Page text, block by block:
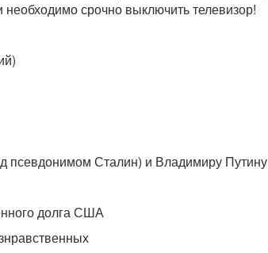
необходимо срочно выключить телевизор!
псевдонимом Сталин) и Владимиру Путину
долга США